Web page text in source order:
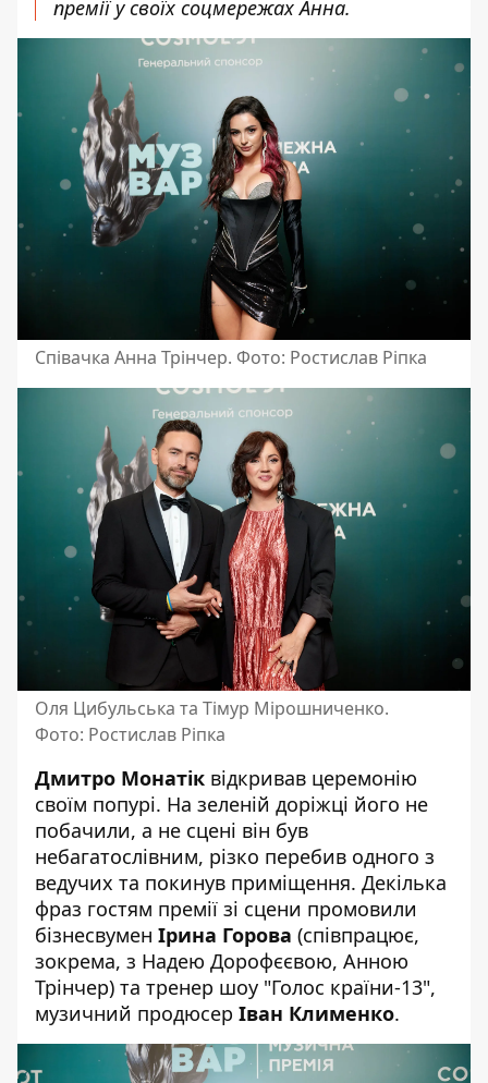
премії у своїх соцмережах Анна.
Співачка Анна Трінчер. Фото: Ростислав Ріпка
Оля Цибульська та Тімур Мірошниченко.
Фото: Ростислав Ріпка
Дмитро Монатік відкривав церемонію
своїм попурі. На зеленій доріжці його не
побачили, а не сцені він був
небагатослівним, різко перебив одного з
ведучих та покинув приміщення. Декілька
фраз гостям премії зі сцени промовили
бізнесвумен Ірина Горова (співпрацює,
зокрема, з Надею Дорофєєвою, Анною
Трінчер) та тренер шоу "Голос країни-13",
музичний продюсер Іван Клименко.